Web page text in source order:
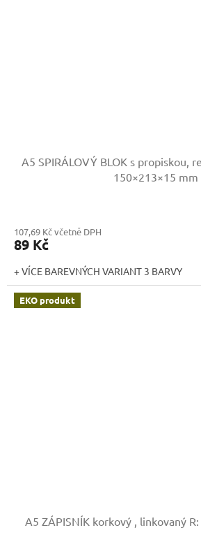
A5 SPIRÁLOVÝ BLOK s propiskou,
150×213×15 mm
107,69 Kč včetně DPH
89 Kč
+ VÍCE BAREVNÝCH VARIANT 3 BARVY
EKO produkt
A5 ZÁPISNÍK korkový , linkovaný